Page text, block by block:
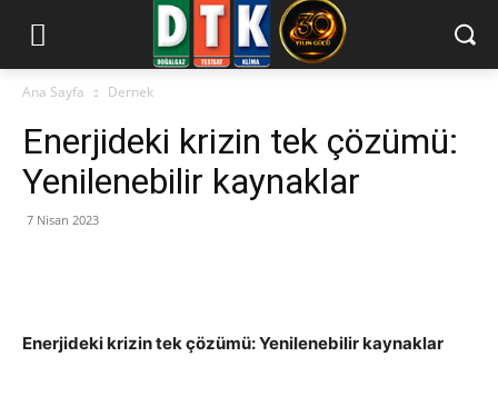
Ana Sayfa Dernek
Enerjideki krizin tek çözümü:
Yenilenebilir kaynaklar
7 Nisan 2023
Enerjideki krizin tek çözümü: Yenilenebilir kaynaklar